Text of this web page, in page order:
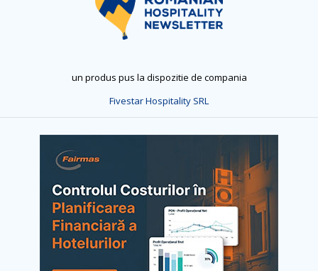
un produs pus la dispozitie de compania
Fivestar Hospitality SRL